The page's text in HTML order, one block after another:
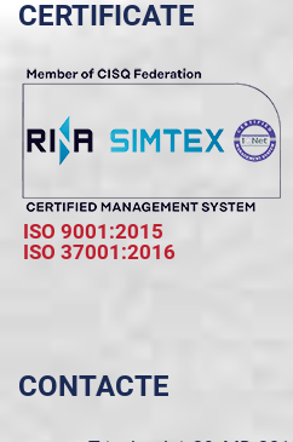
CERTIFICATE
ISO 9001:2015
ISO 37001:2016
CONTACTE